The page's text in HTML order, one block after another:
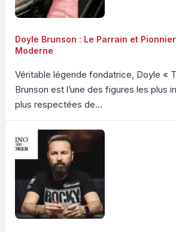
Doyle Brunson : Le Parrain et
Moderne
Véritable légende fondatrice, Doyle «
Brunson est l’une des figures les plus
plus respectées de...